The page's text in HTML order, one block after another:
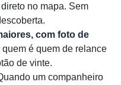
no mapa. Sem
com foto de
é quem de relance
de vinte.
um companheiro